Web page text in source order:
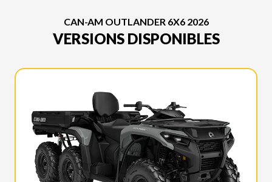
CAN-AM OUTLANDER 6X6 2026
VERSIONS DISPONIBLES